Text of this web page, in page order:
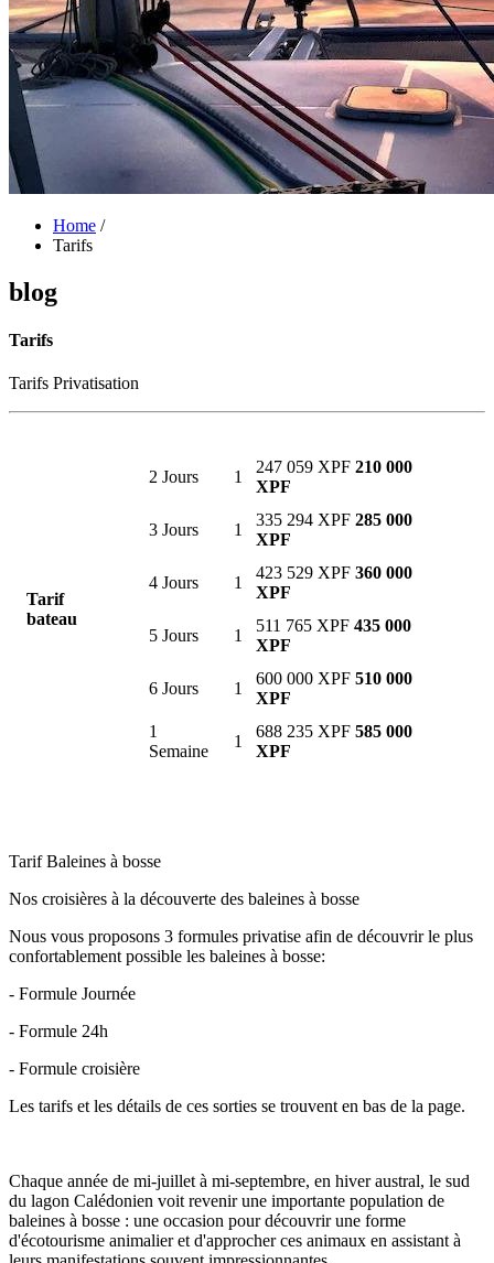
Home /
Tarifs
blog
Tarifs
Tarifs Privatisation
Tarif
bateau
2 Jours 1
247 059 XPF 210 000
XPF
3 Jours 1
335 294 XPF 285 000
XPF
4 Jours 1
423 529 XPF 360 000
XPF
5 Jours 1
511 765 XPF 435 000
XPF
6 Jours 1
600 000 XPF 510 000
XPF
1
Semaine
1
688 235 XPF 585 000
XPF
Tarif Baleines à bosse
Nos croisières à la découverte des baleines à bosse
Nous vous proposons 3 formules privatise afin de découvrir le plus
confortablement possible les baleines à bosse:
- Formule Journée
- Formule 24h
- Formule croisière
Les tarifs et les détails de ces sorties se trouvent en bas de la page.
Chaque année de mi-juillet à mi-septembre, en hiver austral, le sud
du lagon Calédonien voit revenir une importante population de
baleines à bosse : une occasion pour découvrir une forme
d'écotourisme animalier et d'approcher ces animaux en assistant à